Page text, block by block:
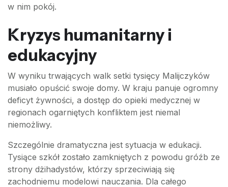
w nim pokój.
Kryzys humanitarny i
edukacyjny
W wyniku trwających walk setki tysięcy Malijczyków
musiało opuścić swoje domy. W kraju panuje ogromny
deficyt żywności, a dostęp do opieki medycznej w
regionach ogarniętych konfliktem jest niemal
niemożliwy.
Szczególnie dramatyczna jest sytuacja w edukacji.
Tysiące szkół zostało zamkniętych z powodu gróźb ze
strony dżihadystów, którzy sprzeciwiają się
zachodniemu modelowi nauczania. Dla całego